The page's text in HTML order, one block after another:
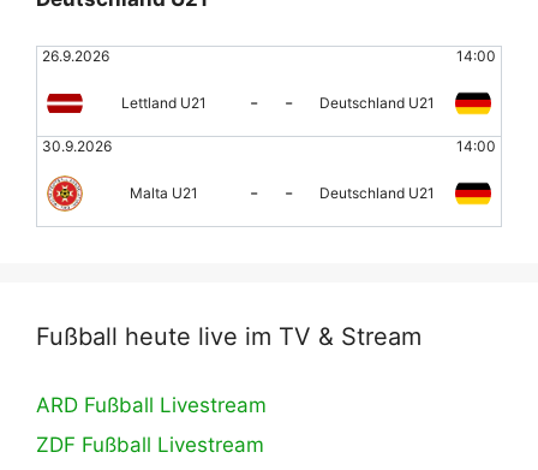
26.9.2026 14:00
Lettland U21 - - Deutschland U21
30.9.2026 14:00
Malta U21 - - Deutschland U21
Fußball heute live im TV & Stream
ARD Fußball Livestream
ZDF Fußball Livestream